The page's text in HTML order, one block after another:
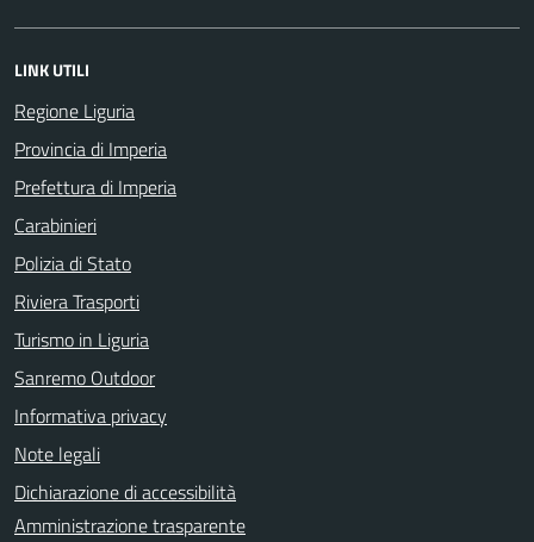
LINK UTILI
Regione Liguria
Provincia di Imperia
Prefettura di Imperia
Carabinieri
Polizia di Stato
Riviera Trasporti
Turismo in Liguria
Sanremo Outdoor
Informativa privacy
Note legali
Dichiarazione di accessibilità
Amministrazione trasparente